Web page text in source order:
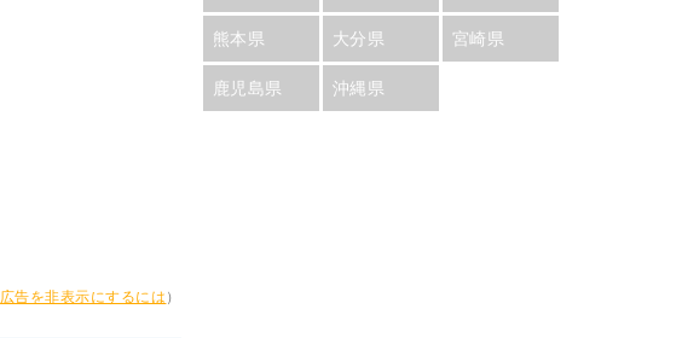
広告を非表示にするには ）
熊本県 大分県 宮崎県
鹿児島県 沖縄県